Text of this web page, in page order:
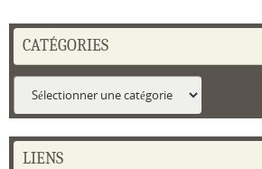
CATÉGORIES
LIENS